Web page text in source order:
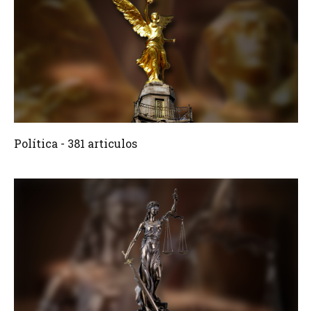
381 Articulos
Política - 381 articulos
Crear 1516 Articulos